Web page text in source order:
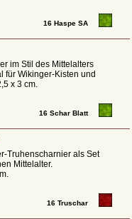
16 Haspe SA
im Stil des Mittelalters
für Wikinger-Kisten und
x 3 cm.
16 Schar Blatt
Truhenscharnier als Set
Mittelalter.
16 Truschar